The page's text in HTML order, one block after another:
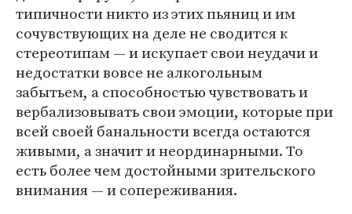
типичности никто из этих пьяниц и им
сочувствующих на деле не сводится к
стереотипам — и искупает свои неудачи и
недостатки вовсе не алкогольным
забытьем, а способностью чувствовать и
вербализовывать свои эмоции, которые при
всей своей банальности всегда остаются
живыми, а значит и неординарными. То
есть более чем достойными зрительского
внимания — и сопереживания.